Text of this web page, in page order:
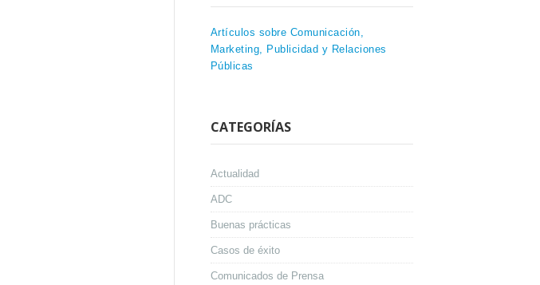
Artículos sobre Comunicación,
Marketing, Publicidad y Relaciones
Públicas
CATEGORÍAS
Actualidad
ADC
Buenas prácticas
Casos de éxito
Comunicados de Prensa